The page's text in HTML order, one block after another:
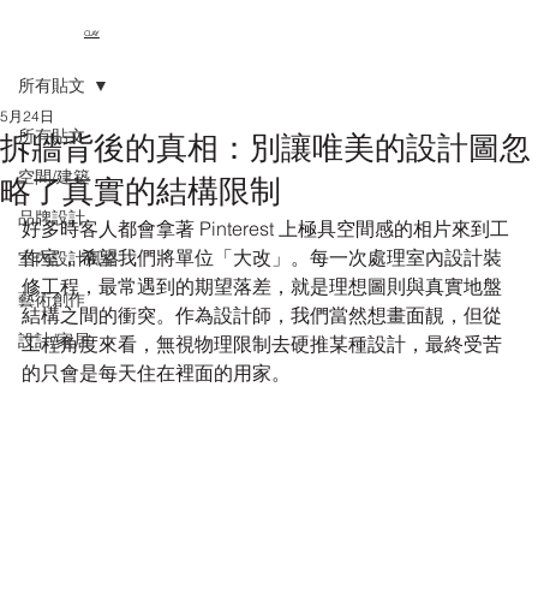
CLAY
所有貼文
空間/建築
品牌設計
室內設計風格
藝術創作
設計/家居
所有貼文
拆牆背後的真相：別讓唯美的設計圖忽
略了真實的結構限制
5月24日
好多時客人都會拿著 Pinterest 上極具空間感的相片來到工
作室，希望我們將單位「大改」。每一次處理室內設計裝
修工程，最常遇到的期望落差，就是理想圖則與真實地盤
結構之間的衝突。作為設計師，我們當然想畫面靚，但從
工程角度來看，無視物理限制去硬推某種設計，最終受苦
的只會是每天住在裡面的用家。